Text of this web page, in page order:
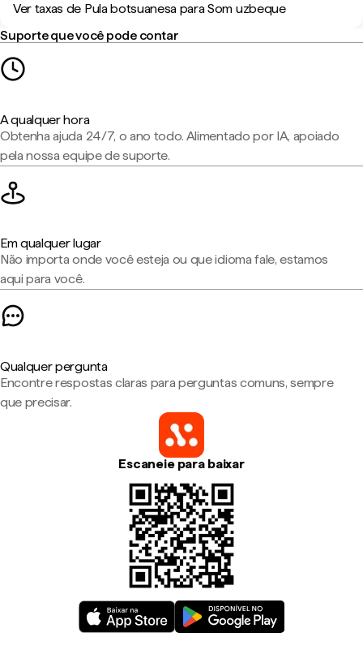
Ver taxas de Pula botsuanesa para Som uzbeque
Suporte que você pode contar
A qualquer hora
Obtenha ajuda 24/7, o ano todo. Alimentado por IA, apoiado
pela nossa equipe de suporte.
Em qualquer lugar
Não importa onde você esteja ou que idioma fale, estamos
aqui para você.
Qualquer pergunta
Encontre respostas claras para perguntas comuns, sempre
que precisar.
Escaneie para baixar